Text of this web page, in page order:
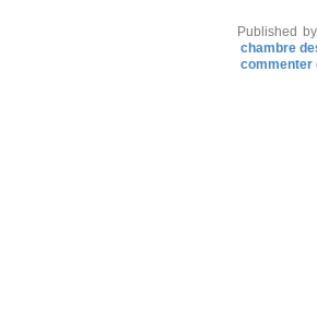
Published
chambre
commenter